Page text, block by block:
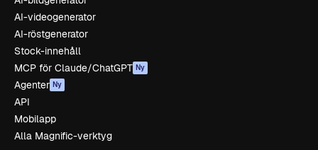
AI-videogenerator
AI-röstgenerator
Stock-innehåll
MCP för Claude/ChatGPT Ny
Agenter Ny
API
Mobilapp
Alla Magnific-verktyg